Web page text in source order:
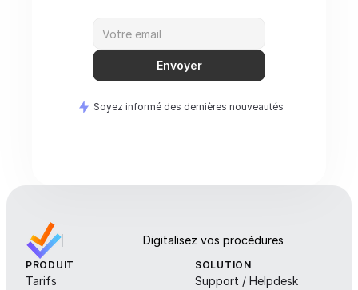
Envoyer
Soyez informé des dernières nouveautés
Digitalisez vos procédures
PRODUIT
Tarifs
SOLUTION
Support / Helpdesk